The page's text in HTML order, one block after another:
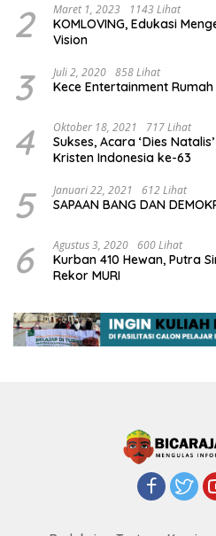
2 Maret 1, 2023 1143 Lihat
KOMLOVING, Edukasi
Vision
3 Juli 2, 2020 858 Lihat
Kece Entertainment
4 Oktober 18, 2021 717 Lihat
Sukses, Acara ‘Dies Natalis’ Fakultas Hukum Universitas
Kristen Indonesia ke-63
5 Januari 22, 2021 612 Lihat
SAPAAN BANG DAN
6 Agustus 3, 2020 600 Lihat
Kurban 410 Hewan, Putra
Rekor MURI